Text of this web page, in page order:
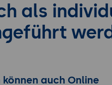
als
auch Online